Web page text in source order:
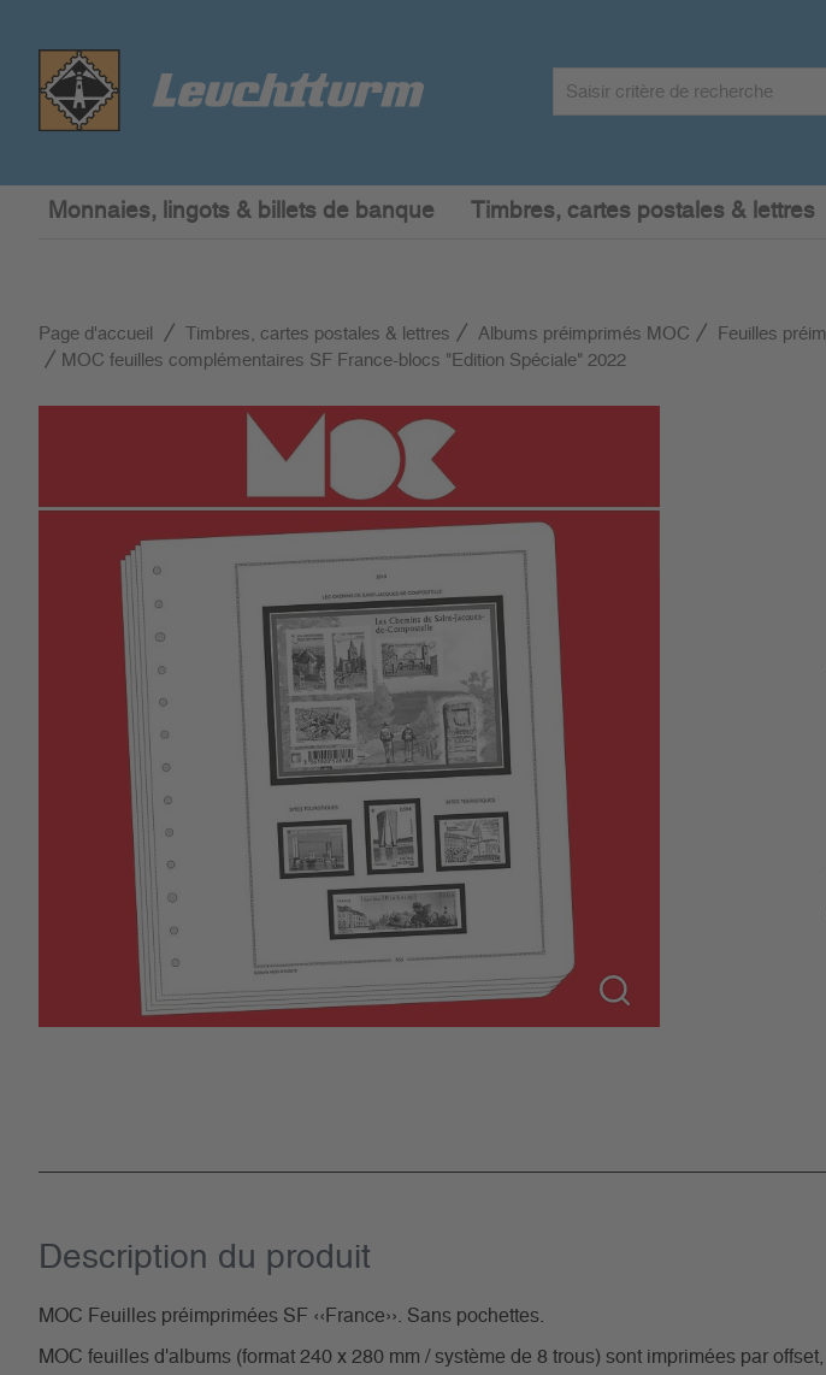
Monnaies, lingots & billets de banque Timbres, cartes postales & lettres
Page d'accueil Timbres, cartes postales & lettres Albums préimprimés MOC
Feuilles
MOC feuilles complémentaires SF France-blocs "Edition Spéciale" 2022
Description du­ produit
MOC Feuilles préimprimées SF ‹‹France››. Sans pochettes.
MOC feuilles d'albums (format 240 x 280 mm / système de 8 trous) sont imprimées par